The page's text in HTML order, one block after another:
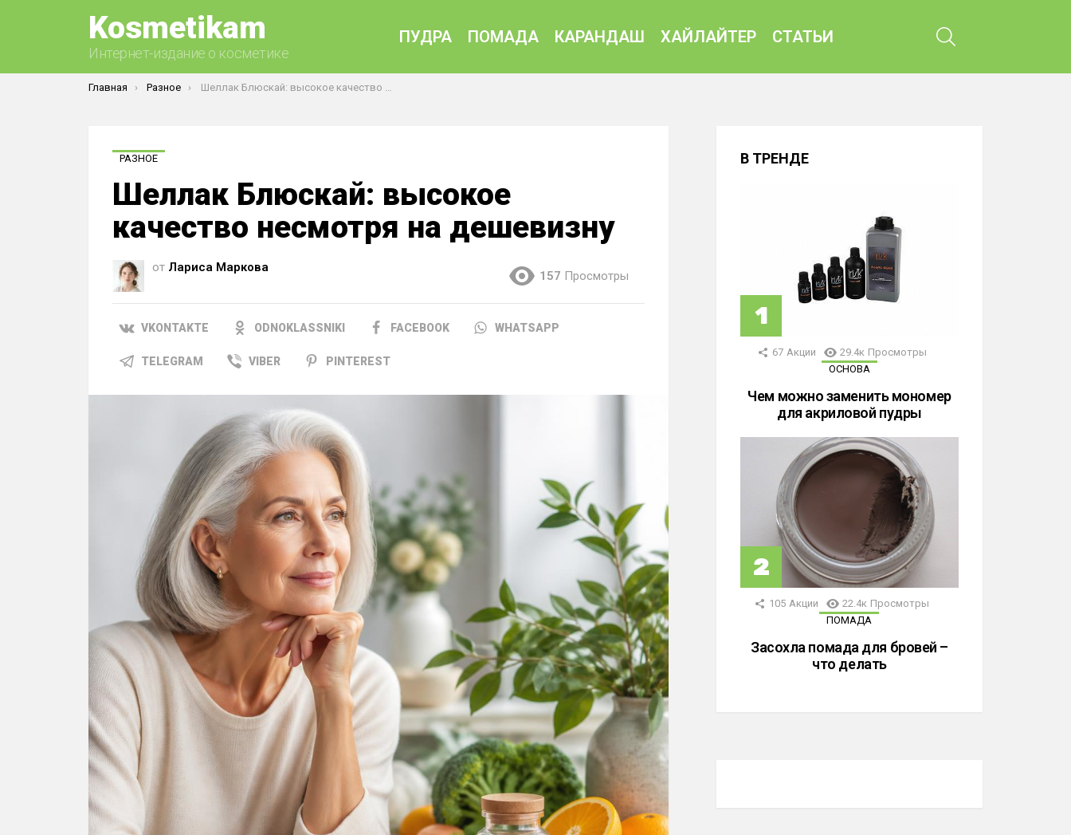
Kosmetikam
Интернет-издание о косметике
ПУДРА ПОМАДА КАРАНДАШ ХАЙЛАЙТЕР СТАТЬИ
Вы здесь:
Главная Разное Шеллак Блюскай: высокое качество несмотря на дешевизну
РАЗНОЕ
Шеллак Блюскай: высокое
качество несмотря на дешевизну
от Лариса Маркова
157 Просмотры
VKONTAKTE ODNOKLASSNIKI FACEBOOK WHATSAPP
TELEGRAM VIBER PINTEREST
В ТРЕНДЕ
67 Акции 29.4к Просмотры
ОСНОВА
Чем можно заменить мономер
для акриловой пудры
105 Акции 22.4к Просмотры
ПОМАДА
Засохла помада для бровей –
что делать